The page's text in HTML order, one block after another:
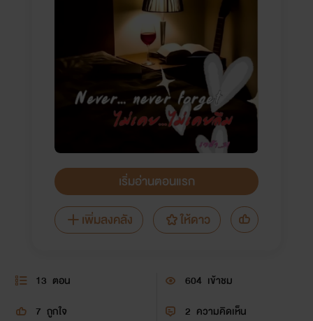
เริ่มอ่านตอนแรก
เพิ่มลงคลัง
ให้ดาว
13 ตอน 604 เข้าชม
7 ถูกใจ 2 ความคิดเห็น